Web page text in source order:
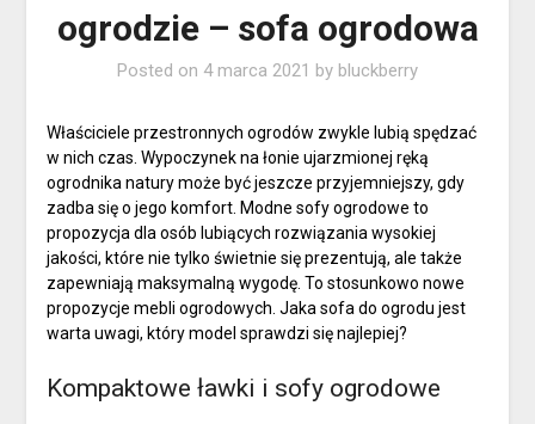
ogrodzie – sofa ogrodowa
Posted on 4 marca 2021 by bluckberry
Właściciele przestronnych ogrodów zwykle lubią spędzać
w nich czas. Wypoczynek na łonie ujarzmionej ręką
ogrodnika natury może być jeszcze przyjemniejszy, gdy
zadba się o jego komfort. Modne sofy ogrodowe to
propozycja dla osób lubiących rozwiązania wysokiej
jakości, które nie tylko świetnie się prezentują, ale także
zapewniają maksymalną wygodę. To stosunkowo nowe
propozycje mebli ogrodowych. Jaka sofa do ogrodu jest
warta uwagi, który model sprawdzi się najlepiej?
Kompaktowe ławki i sofy ogrodowe